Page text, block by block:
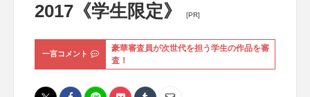
2017《学生限定》
[PR]
一言コメント
豪華審査員が次世代を担う学生の作品を審
査！